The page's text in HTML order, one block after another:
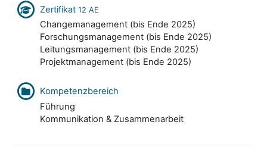
Zertifikat 12 AE
Changemanagement (bis Ende 2025)
Forschungsmanagement (bis Ende 2025)
Leitungsmanagement (bis Ende 2025)
Projektmanagement (bis Ende 2025)
Kompetenzbereich
Führung
Kommunikation & Zusammenarbeit